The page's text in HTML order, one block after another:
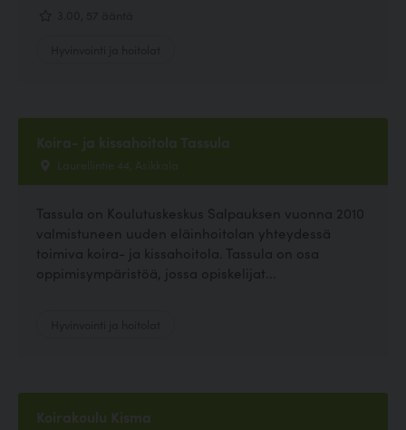
Koira- ja kissahoitola Tassula
Laurellintie 44, Asikkala
Tassula on Koulutuskeskus Salpauksen vuonna 2010
valmistuneen uuden eläinhoitolan yhteydessä
toimiva koira- ja kissahoitola. Tassula on osa
oppimisympäristöä, jossa opiskelijat...
Koirakoulu Kisma